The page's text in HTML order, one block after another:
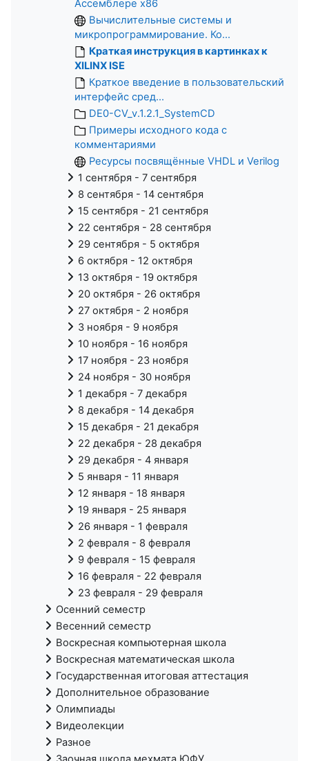
Ассемблере x86
Вычислительные системы и
микропрограммирование. Ко...
Краткая инструкция в картинках к
XILINX ISE
Краткое введение в пользовательский
интерфейс сред...
DE0-CV_v.1.2.1_SystemCD
Примеры исходного кода с
комментариями
Ресурсы посвящённые VHDL и Verilog
1 сентября - 7 сентября
8 сентября - 14 сентября
15 сентября - 21 сентября
22 сентября - 28 сентября
29 сентября - 5 октября
6 октября - 12 октября
13 октября - 19 октября
20 октября - 26 октября
27 октября - 2 ноября
3 ноября - 9 ноября
10 ноября - 16 ноября
17 ноября - 23 ноября
24 ноября - 30 ноября
1 декабря - 7 декабря
8 декабря - 14 декабря
15 декабря - 21 декабря
22 декабря - 28 декабря
29 декабря - 4 января
5 января - 11 января
12 января - 18 января
19 января - 25 января
26 января - 1 февраля
2 февраля - 8 февраля
9 февраля - 15 февраля
16 февраля - 22 февраля
23 февраля - 29 февраля
Осенний семестр
Весенний семестр
Воскресная компьютерная школа
Воскресная математическая школа
Государственная итоговая аттестация
Дополнительное образование
Олимпиады
Видеолекции
Разное